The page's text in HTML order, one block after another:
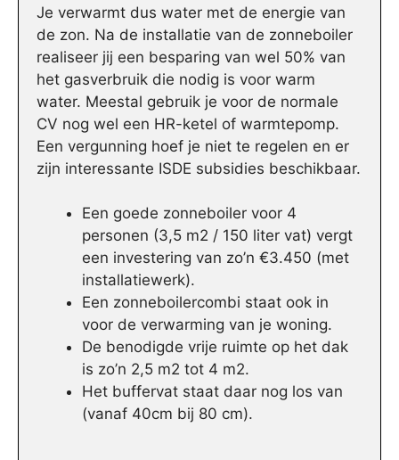
Je verwarmt dus water met de energie van
de zon. Na de installatie van de zonneboiler
realiseer jij een besparing van wel 50% van
het gasverbruik die nodig is voor warm
water. Meestal gebruik je voor de normale
CV nog wel een HR-ketel of warmtepomp.
Een vergunning hoef je niet te regelen en er
zijn interessante ISDE subsidies beschikbaar.
Een goede zonneboiler voor 4
personen (3,5 m2 / 150 liter vat) vergt
een investering van zo’n €3.450 (met
installatiewerk).
Een zonneboilercombi staat ook in
voor de verwarming van je woning.
De benodigde vrije ruimte op het dak
is zo’n 2,5 m2 tot 4 m2.
Het buffervat staat daar nog los van
(vanaf 40cm bij 80 cm).